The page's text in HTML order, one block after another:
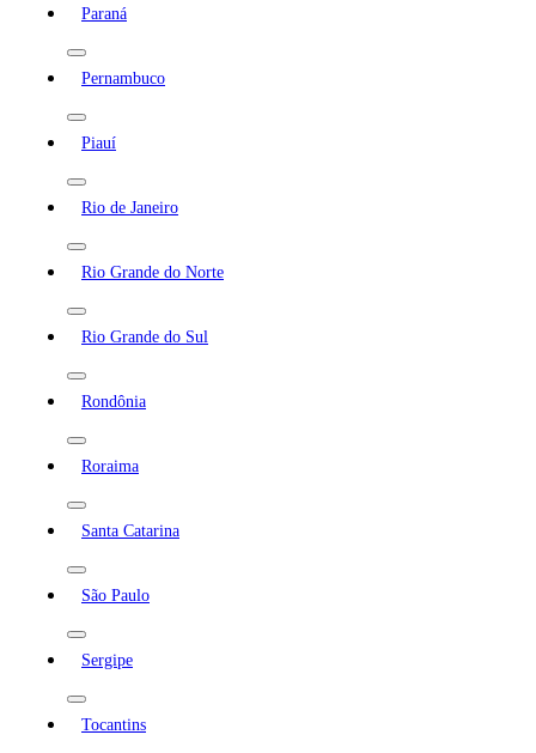
Paraná
Pernambuco
Piauí
Rio de Janeiro
Rio Grande do Norte
Rio Grande do Sul
Rondônia
Roraima
Santa Catarina
São Paulo
Sergipe
Tocantins